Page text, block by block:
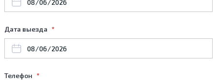
Дата выезда
Телефон